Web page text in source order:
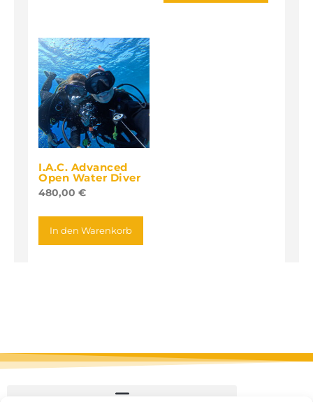
I.A.C. Advanced
Open Water Diver
480,00€
In den Warenkorb